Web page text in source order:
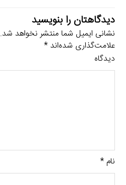
دیدگاهتان را بنویسید
نشانی ایمیل شما منتشر نخواهد شد.
علامت‌گذاری شده‌اند*
دیدگاه
نام*